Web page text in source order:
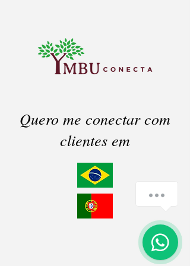
Quero me conectar com
clientes em